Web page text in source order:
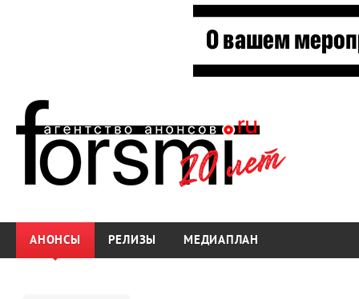
АНОНСЫ РЕЛИЗЫ МЕДИАПЛАН